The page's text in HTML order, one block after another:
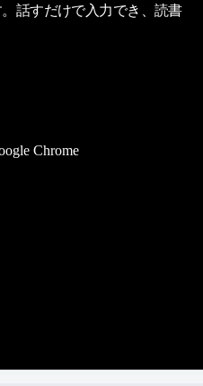
話すだけで入力でき、読書
Chrome